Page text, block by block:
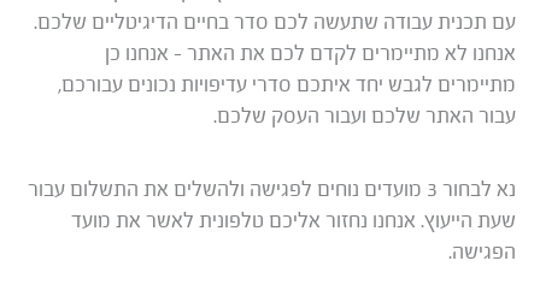
עם תכנית עבודה שתעשה לכם סדר בחיים הדיגיטליים שלכם.
אנחנו לא מתיימרים לקדם לכם את האתר – אנחנו כן
מתיימרים לגבש יחד איתכם סדרי עדיפויות נכונים עבורכם,
עבור האתר שלכם ועבור העסק שלכם.
נא לבחור 3 מועדים נוחים לפגישה ולהשלים את התשלום עבור
שעת הייעוץ. אנחנו נחזור אליכם טלפונית לאשר את מועד
הפגישה.